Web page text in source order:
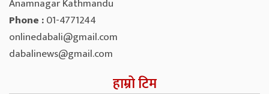
Anamnagar Kathmandu
Phone :01-4771244
onlinedabali@gmail.com
dabalinews@gmail.com
हाम्रो टिम